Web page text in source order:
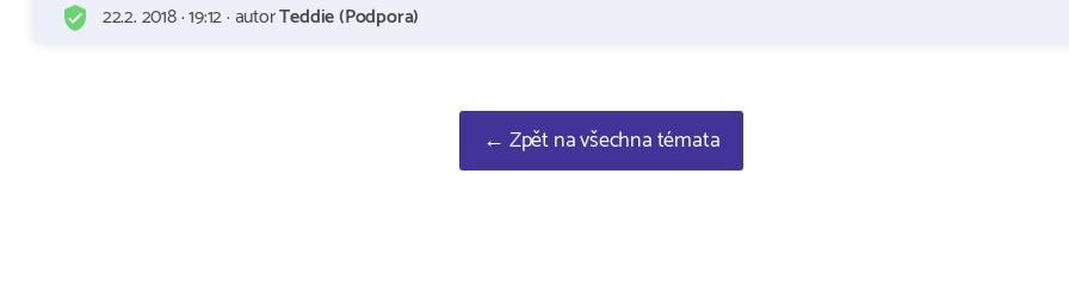
22.2. 2018 · 19:12 · autorTeddie (Podpora)
← Zpět na všechna témata